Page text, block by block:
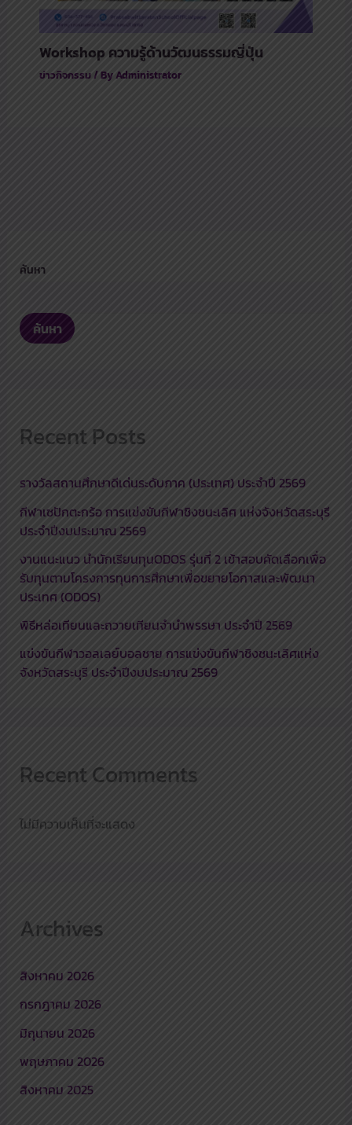
Workshop ความรู้ด้านวัฒนธรรมญี่ปุ่น
ข่าวกิจกรรม/ ByAdministrator
ค้นหา
ค้นหา
Recent Posts
รางวัลสถานศึกษาดีเด่นระดับภาค (ประเทศ) ประจำปี 2569
กีฬาเซปักตะกร้อ การแข่งขันกีฬาชิงชนะเลิศ แห่งจังหวัดสระบุรี
ประจำปีงบประมาณ 2569
งานแนะแนว นำนักเรียนทุนODOS รุ่นที่ 2 เข้าสอบคัดเลือกเพื่อ
รับทุนตามโครงการทุนการศึกษาเพื่อขยายโอกาสและพัฒนา
ประเทศ (ODOS)
พิธีหล่อเทียนและถวายเทียนจำนำพรรษา ประจำปี 2569
แข่งขันกีฬาวอลเลย์บอลชาย การแข่งขันกีฬาชิงชนะเลิศแห่ง
จังหวัดสระบุรี ประจำปีงบประมาณ 2569
Recent Comments
ไม่มีความเห็นที่จะแสดง
Archives
สิงหาคม 2026
กรกฎาคม 2026
มิถุนายน 2026
พฤษภาคม 2026
สิงหาคม 2025